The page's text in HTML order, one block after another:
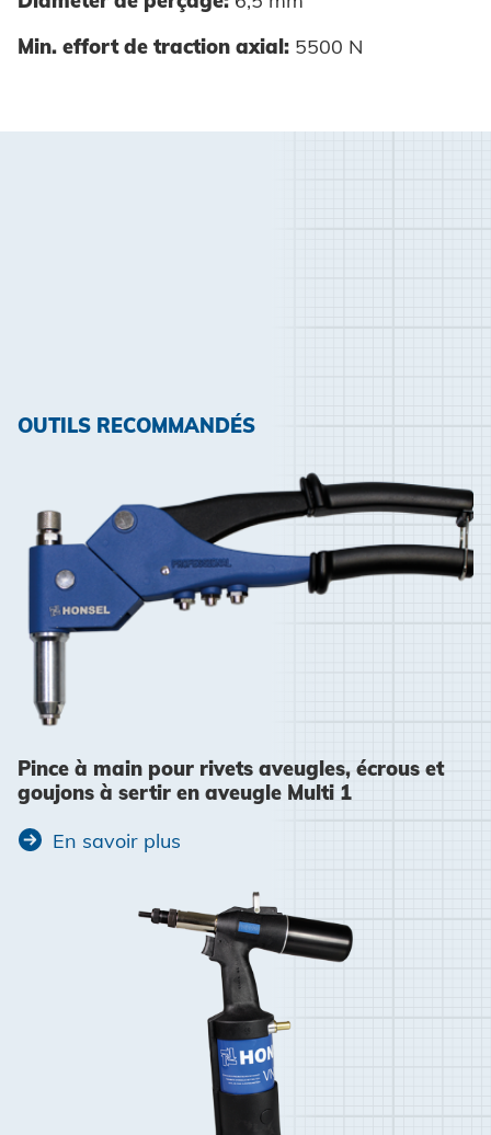
Min. effort de traction axial: 5500 N
OUTILS RECOMMANDÉS
Pince à main pour rivets aveugles, écrous et
goujons à sertir en aveugle Multi 1
En savoir plus